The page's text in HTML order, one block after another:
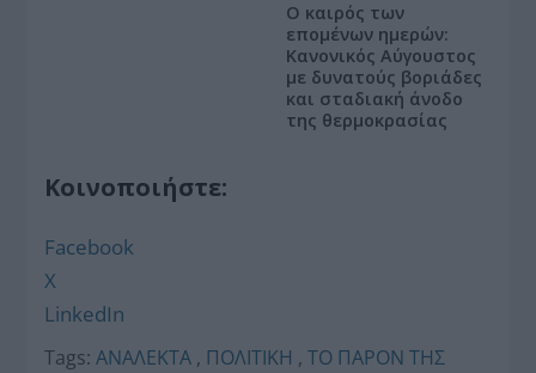
Ο καιρός των
επομένων ημερών:
Κανονικός Αύγουστος
με δυνατούς βοριάδες
και σταδιακή άνοδο
της θερμοκρασίας
Κοινοποιήστε:
Facebook
X
LinkedIn
Tags: ΑΝΑΛΕΚΤΑ , ΠΟΛΙΤΙΚΗ ,ΤΟ ΠΑΡΟΝ ΤΗΣ